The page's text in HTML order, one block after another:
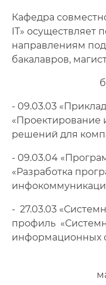
Преподаватели
Сотрудники
Лаборатории и
Кафедра
IT» осуществляет
направлениям
бакалавров,
- 09.03.03
«Проектирование
решений для
- 09.03.04
«Разработка
- 27.03.03
профиль
информационных